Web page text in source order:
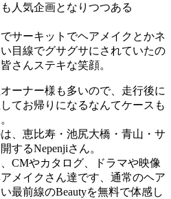
人気企画となりつつある
サーキットでヘアメイクとかネ
目線でグサグサにされていたの
さんステキな笑顔。
ーナー様も多いので、走行後に
てお帰りになるなんてケースも
、恵比寿・池尻大橋・青山・サ
するNepenjiさん。
CMやカタログ、ドラマや映像
メイクさん達です、通常のヘア
最前線のBeautyを無料で体感し